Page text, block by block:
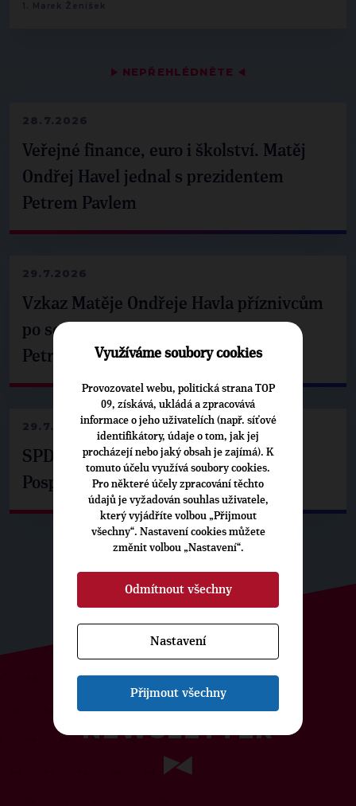
▶ NEPŘEHLÉDNĚTE ◀
28.7.2026
Veřejné finance, euro i školství. Matěj
Ondřej Havel jednal s prezidentem
Petrem Pavlem
29.7.2026
Vzkaz Matěje Ondřeje Havla příznivcům
po setkání s prezidentem republiky
Petrem Pavlem
29.7.2026
SPD už není ve zprávě o extremismu.
Pospíšil: Je tu pachuť
1. Marek Ženíšek
ODEBÍREJTE NÁŠ TOPOVÝ
NEWSLETTER
Využíváme soubory cookies
Provozovatel webu, politická strana TOP
09, získává, ukládá a zpracovává
informace o jeho uživatelích (např. síťové
identifikátory, údaje o tom, jak jej
procházejí nebo jaký obsah je zajímá). K
tomuto účelu využívá soubory cookies.
Pro některé účely zpracování těchto
údajů je vyžadován souhlas uživatele,
který vyjádříte volbou „Přijmout
všechny“. Nastavení cookies můžete
změnit volbou „Nastavení“.
Odmítnout všechny
Nastavení
Přijmout všechny